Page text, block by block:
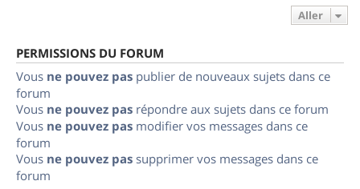
Aller
PERMISSIONS DU FORUM
Vous ne pouvez pas publier de nouveaux sujets dans ce
forum
Vous ne pouvez pas répondre aux sujets dans ce forum
Vous ne pouvez pas modifier vos messages dans ce
forum
Vous ne pouvez pas supprimer vos messages dans ce
forum